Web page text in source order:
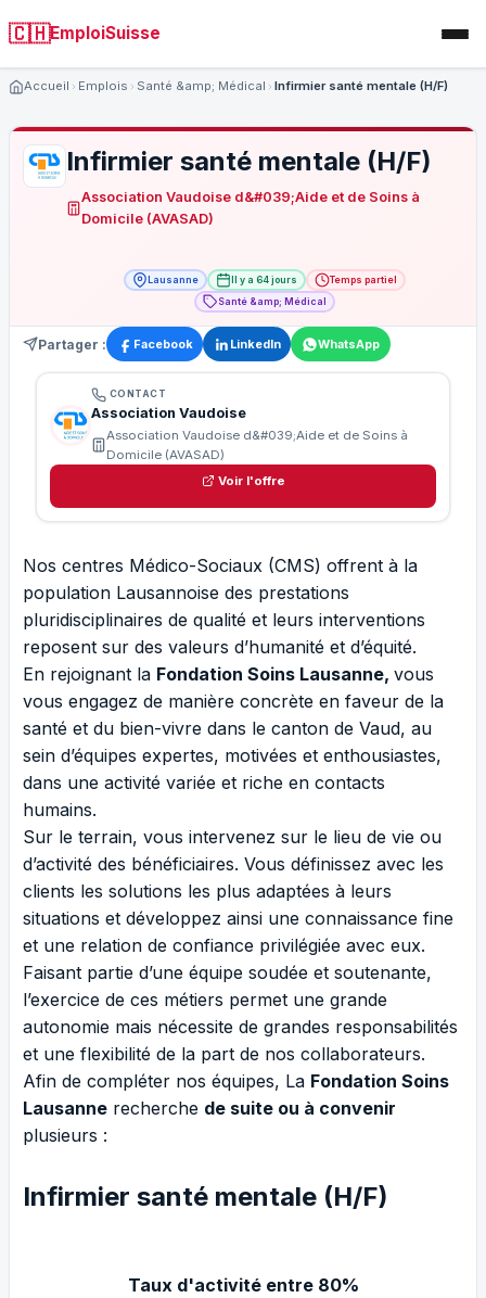
🇨🇭EmploiSuisse
Accueil Emplois Santé &amp; Médical Infirmier santé mentale (H/F)
Infirmier santé mentale (H/F)
Association Vaudoise d&#039;Aide et de Soins à
Domicile (AVASAD)
Lausanne Il y a 64 jours
Temps partiel
Santé &amp; Médical
Partager : Facebook LinkedIn WhatsApp
CONTACT
Association Vaudoise
Association Vaudoise d&#039;Aide et de Soins à
Domicile (AVASAD)
Voir l'offre
Nos centres Médico-Sociaux (CMS) offrent à la
population Lausannoise des prestations
pluridisciplinaires de qualité et leurs interventions
reposent sur des valeurs d’humanité et d’équité.
En rejoignant la Fondation Soins Lausanne, vous
vous engagez de manière concrète en faveur de la
santé et du bien-vivre dans le canton de Vaud, au
sein d’équipes expertes, motivées et enthousiastes,
dans une activité variée et riche en contacts
humains.
Sur le terrain, vous intervenez sur le lieu de vie ou
d’activité des bénéficiaires. Vous définissez avec les
clients les solutions les plus adaptées à leurs
situations et développez ainsi une connaissance fine
et une relation de confiance privilégiée avec eux.
Faisant partie d’une équipe soudée et soutenante,
l’exercice de ces métiers permet une grande
autonomie mais nécessite de grandes responsabilités
et une flexibilité de la part de nos collaborateurs.
Afin de compléter nos équipes, La Fondation Soins
Lausanne recherche de suite ou à convenir
plusieurs :
Infirmier santé mentale (H/F)
Taux d'activité entre 80%